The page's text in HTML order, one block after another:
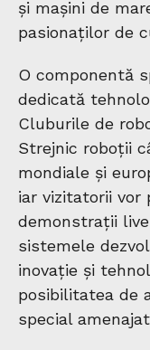
și mașini de
pasionaților de
O componentă
dedicată
Cluburile de
Strejnic roboții
mondiale și
iar vizitatorii vor
demonstrații
sistemele
inovație și
posibilitatea de
special